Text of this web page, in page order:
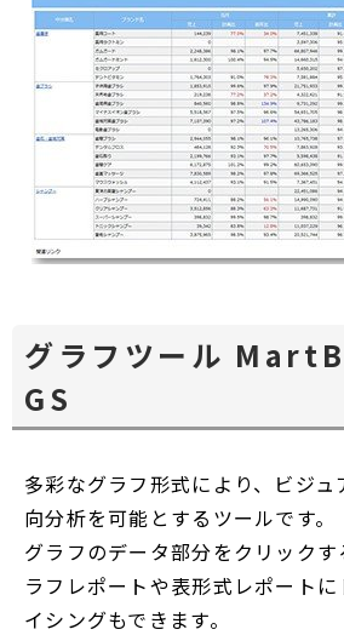
グラフツール
GS
多彩なグラフ形式により、ビジュ
向分析を可能とするツールです。
グラフのデータ部分をクリック
ラフレポートや表形式レポート
イシングもできます。